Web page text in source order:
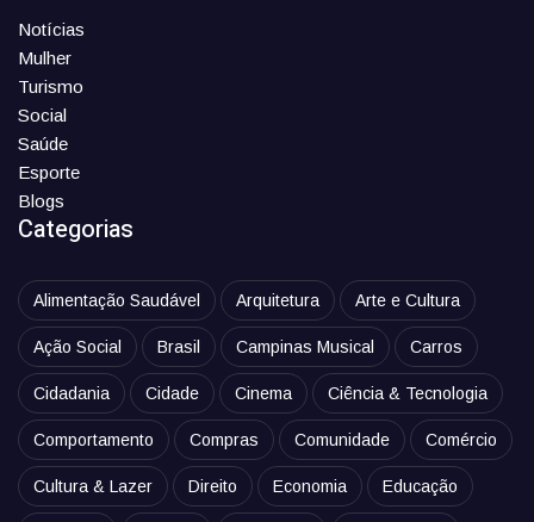
Notícias
Mulher
Turismo
Social
Saúde
Esporte
Blogs
Categorias
Alimentação Saudável Arquitetura Arte e Cultura
Ação Social Brasil Campinas Musical Carros
Cidadania Cidade Cinema Ciência & Tecnologia
Comportamento Compras Comunidade Comércio
Cultura & Lazer Direito Economia Educação